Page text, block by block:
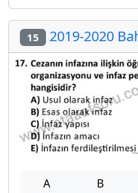
15 2019-2020
A B